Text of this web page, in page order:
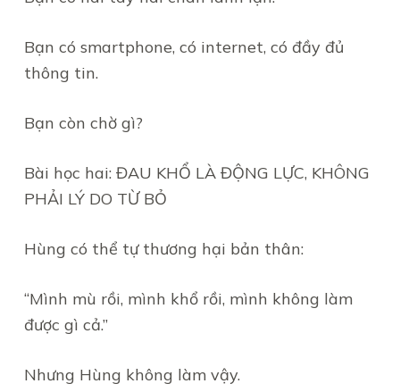
Bạn có smartphone, có internet, có đầy đủ
thông tin.
Bạn còn chờ gì?
Bài học hai: ĐAU KHỔ LÀ ĐỘNG LỰC, KHÔNG
PHẢI LÝ DO TỪ BỎ
Hùng có thể tự thương hại bản thân:
“Mình mù rồi, mình khổ rồi, mình không làm
được gì cả.”
Nhưng Hùng không làm vậy.